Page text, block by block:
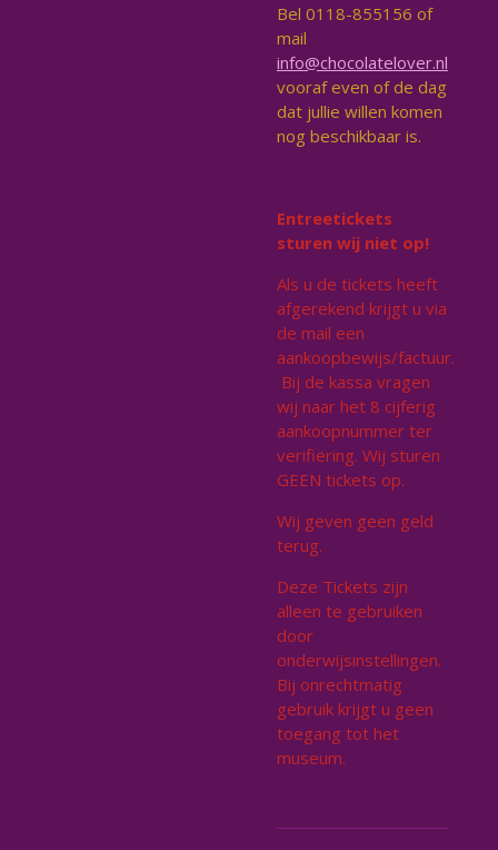
Bel 0118-855156 of
mail
info@chocolatelover.nl
vooraf even of de dag
dat jullie willen komen
nog beschikbaar is.
Entreetickets
sturen wij niet op!
Als u de tickets heeft
afgerekend krijgt u via
de mail een
aankoopbewijs/factuur.
Bij de kassa vragen
wij naar het 8 cijferig
aankoopnummer ter
verifiëring. Wij sturen
GEEN tickets op.
Wij geven geen geld
terug.
Deze Tickets zijn
alleen te gebruiken
door
onderwijsinstellingen.
Bij onrechtmatig
gebruik krijgt u geen
toegang tot het
museum.